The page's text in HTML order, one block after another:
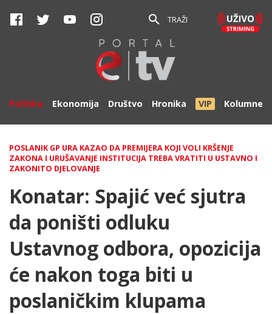
TRAŽI
Politika Ekonomija Društvo Hronika VIP Kolumne
POSLANIK GP URA KAZAO DA PREMIJERA KOJI VOLI KRŠENJE
ZAKONA I URUŠAVANJE INSTITUCIJA TREBA VRATITI U USTAVNO I
ZAKONITO DJELOVANJE
Konatar: Spajić već sjutra
da poništi odluku
Ustavnog odbora, opozicija
će nakon toga biti u
poslaničkim klupama